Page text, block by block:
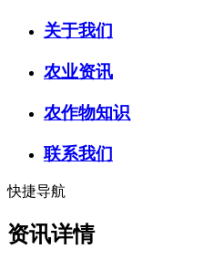
关于我们
农业资讯
农作物知识
联系我们
快捷导航
资讯详情